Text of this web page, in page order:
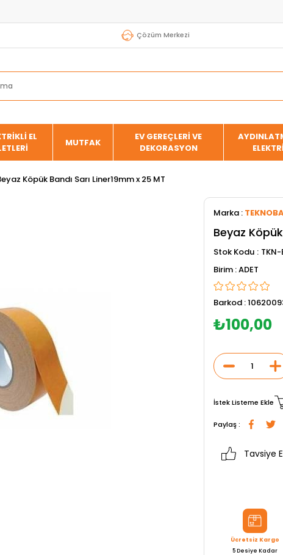
Çözüm Merkezi
EL
MUTFAK
EV GEREÇLERİ VE
DEKORASYON
Köpük Bandı Sarı Liner19mm x 25 MT
Marka :
Beyaz
Stok Kodu
TKN-
ADET
Barkod :
₺100,00
İstek Listeme Ekle
Paylaş :
Tavsiye
Ücretsiz Kargo
5 Desiye Kadar